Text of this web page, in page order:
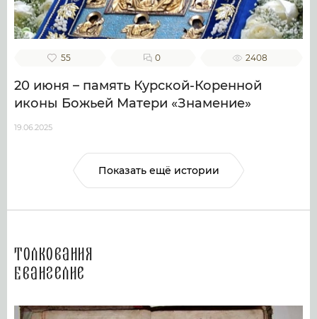
55 0 2408
20 июня – память Курской-Коренной
иконы Божьей Матери «Знамение»
19.06.2025
Показать ещё истории
Толкования
Евангелие